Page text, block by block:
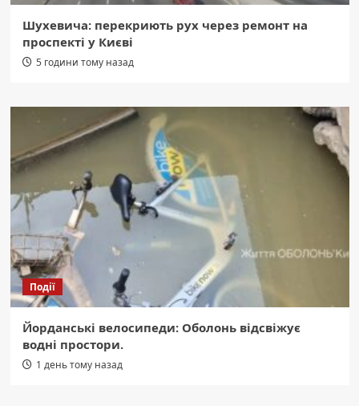
Шухевича: перекриють рух через ремонт на
проспекті у Києві
5 години тому назад
Події
Йорданські велосипеди: Оболонь відсвіжує
водні простори.
1 день тому назад